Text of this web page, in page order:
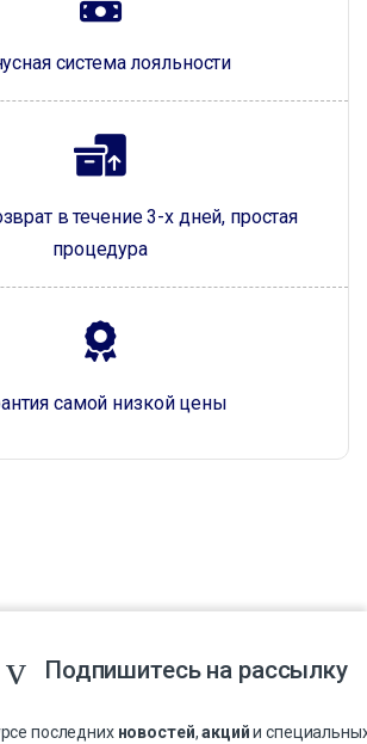
система лояльности
в течение 3-х дней, простая
процедура
самой низкой цены
Подпишитесь на рассылку
последних новостей,акцийи